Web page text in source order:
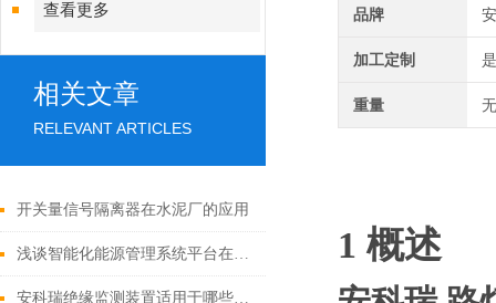
查看更多
相关文章
RELEVANT ARTICLES
开关量信号隔离器在水泥厂的应用
浅谈智能化能源管理系统平台在企业中的应用
安科瑞绝缘监测装置适用于哪些场景
品牌
加工定制 是
重量
1 概述